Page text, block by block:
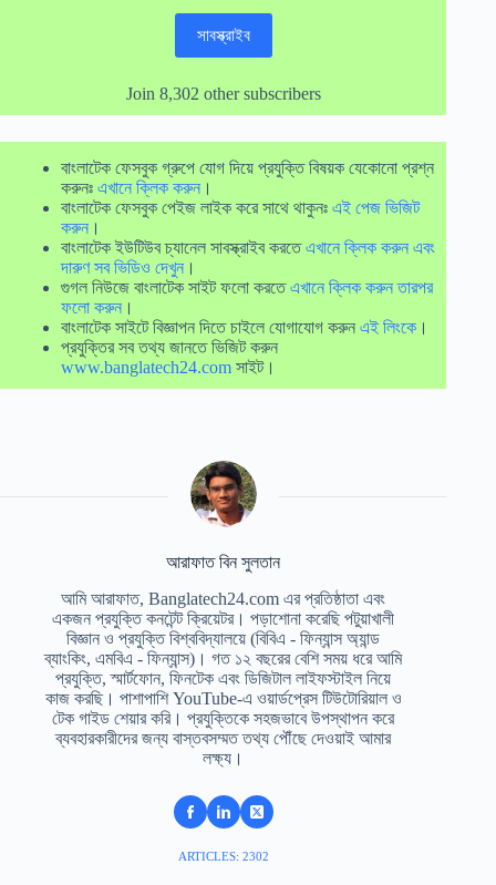
সাবস্ক্রাইব
Join 8,302 other subscribers
বাংলাটেক ফেসবুক গ্রুপে যোগ দিয়ে প্রযুক্তি বিষয়ক যেকোনো প্রশ্ন
করুনঃ এখানে ক্লিক করুন ।
বাংলাটেক ফেসবুক পেইজ লাইক করে সাথে থাকুনঃ এই পেজ ভিজিট
করুন ।
বাংলাটেক ইউটিউব চ্যানেল সাবস্ক্রাইব করতেএখানে ক্লিক করুন এবং
দারুণ সব ভিডিও দেখুন ।
গুগল নিউজে বাংলাটেক সাইট ফলো করতেএখানে ক্লিক করুন তারপর
ফলো করুন ।
বাংলাটেক সাইটে বিজ্ঞাপন দিতে চাইলে যোগাযোগ করুন এই লিংকে ।
প্রযুক্তির সব তথ্য জানতে ভিজিট করুন
www.banglatech24.com সাইট।
আরাফাত বিন সুলতান
আমি আরাফাত, Banglatech24.com এর প্রতিষ্ঠাতা এবং
একজন প্রযুক্তি কনটেন্ট ক্রিয়েটর। পড়াশোনা করেছি পটুয়াখালী
বিজ্ঞান ও প্রযুক্তি বিশ্ববিদ্যালয়ে (বিবিএ - ফিন্যান্স অ্যান্ড
ব্যাংকিং, এমবিএ - ফিন্যান্স)। গত ১২ বছরের বেশি সময় ধরে আমি
প্রযুক্তি, স্মার্টফোন, ফিনটেক এবং ডিজিটাল লাইফস্টাইল নিয়ে
কাজ করছি। পাশাপাশি YouTube-এ ওয়ার্ডপ্রেস টিউটোরিয়াল ও
টেক গাইড শেয়ার করি। প্রযুক্তিকে সহজভাবে উপস্থাপন করে
ব্যবহারকারীদের জন্য বাস্তবসম্মত তথ্য পৌঁছে দেওয়াই আমার
লক্ষ্য।
ARTICLES: 2302